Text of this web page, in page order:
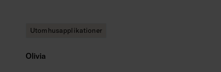
Utomhusapplikationer
Olivia